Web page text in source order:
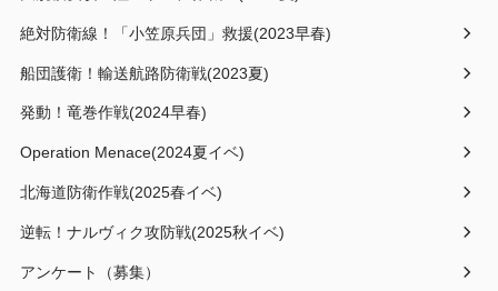
絶対防衛線！「小笠原兵団」救援(2023早春)
船団護衛！輸送航路防衛戦(2023夏)
発動！竜巻作戦(2024早春)
Operation Menace(2024夏イベ)
北海道防衛作戦(2025春イベ)
逆転！ナルヴィク攻防戦(2025秋イベ)
アンケート（募集）